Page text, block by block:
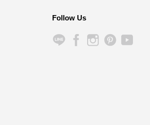
Follow Us